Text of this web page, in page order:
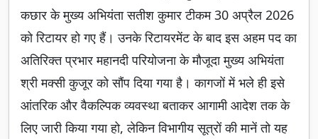
कछार के मुख्य अभियंता सतीश कुमार टीकम 30 अप्रैल 2026
को रिटायर हो गए हैं। उनके रिटायरमेंट के बाद इस अहम पद का
अतिरिक्त प्रभार महानदी परियोजना के मौजूदा मुख्य अभियंता
श्री मक्सी कुजूर को सौंप दिया गया है। कागजों में भले ही इसे
आंतरिक और वैकल्पिक व्यवस्था बताकर आगामी आदेश तक के
लिए जारी किया गया हो, लेकिन विभागीय सूत्रों की मानें तो यह